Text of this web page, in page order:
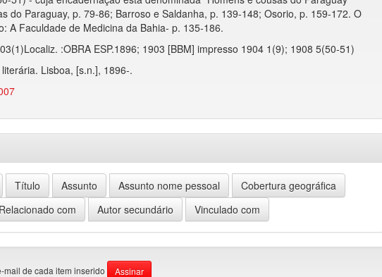
do Paraguay, p. 79-86; Barroso e Saldanha, p. 139-148; Osorio, p. 159-172. O
A Faculdade de Medicina da Bahia- p. 135-186.
:OBRA ESP.1896; 1903 [BBM] impresso 1904 1(9); 1908 5(50-51)
Lisboa, [s.n.], 1896-.
de cada item inserido